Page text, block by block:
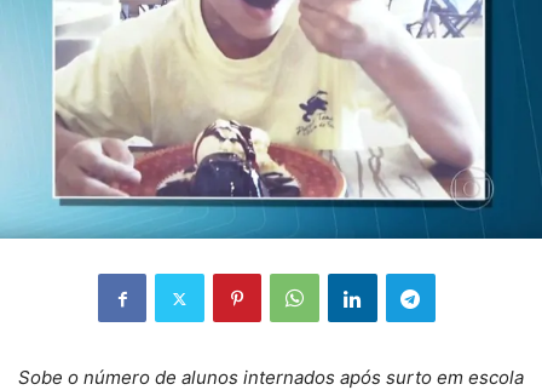
Sobe o número de alunos internados após surto em escola